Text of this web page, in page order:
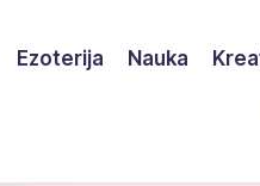
Ezoterija Nauka